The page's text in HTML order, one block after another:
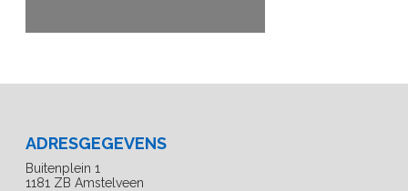
ADRESGEGEVENS
Buitenplein 1
1181 ZB Amstelveen